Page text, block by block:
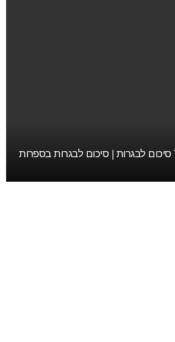
The Road Not Taken סיכום לבגרות | סיכום לבגרות בספרות